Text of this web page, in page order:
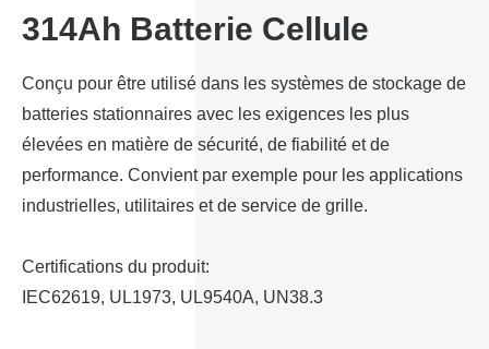
314Ah Batterie Cellule
Conçu pour être utilisé dans les systèmes de stockage de
batteries stationnaires avec les exigences les plus
élevées en matière de sécurité, de fiabilité et de
performance. Convient par exemple pour les applications
industrielles, utilitaires et de service de grille.
Certifications du produit:
IEC62619, UL1973, UL9540A, UN38.3